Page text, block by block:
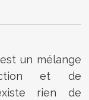
un mélange
et de
rien de